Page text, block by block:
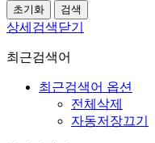
상세검색닫기
최근검색어
최근검색어 옵션
전체삭제
자동저장끄기